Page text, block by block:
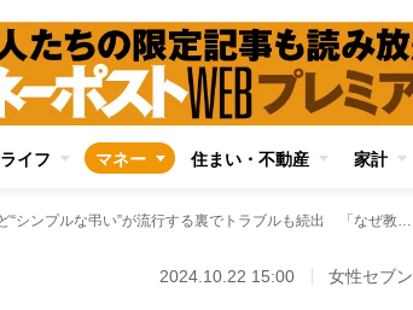
ライフ マネー 住まい・不動産 家計
「散骨」「樹木葬」など“シンプルな弔い”が流行する裏でトラブルも続出 「なぜ教えてくれなかったの？」と後日遺族に苦情が届くケースも
2024.10.22 15:00 女性セブン